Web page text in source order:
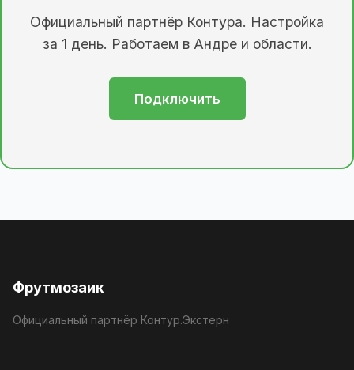
Официальный партнёр Контура. Настройка
за 1 день. Работаем в Андре и области.
Подключить
Фрутмозаик
Официальный партнёр Контур.Экстерн